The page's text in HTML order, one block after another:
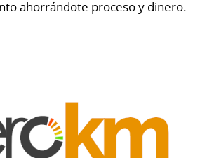
ahorrándote proceso y dinero.